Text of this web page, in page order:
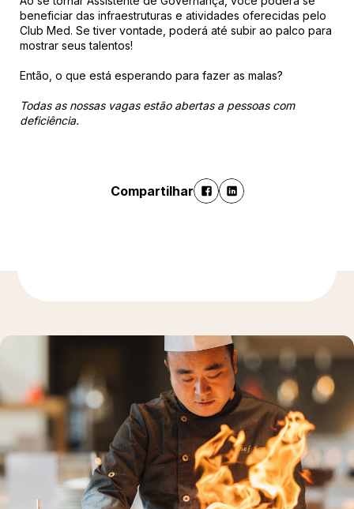
beneficiar das infraestruturas e atividades oferecidas pelo
Club Med. Se tiver vontade, poderá até subir ao palco para
mostrar seus talentos!
Então, o que está esperando para fazer as malas?
Todas as nossas vagas estão abertas a pessoas com
deficiência.
Compartilhar